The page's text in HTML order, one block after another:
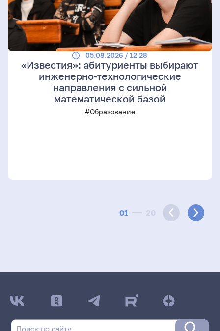
01 20
05.08.2026 / 12:28
«Известия»: абитуриенты выбирают
инженерно-технологические
направления с сильной
математической базой
#Образование